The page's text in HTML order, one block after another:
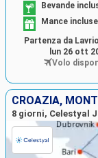
Bevande
Mance incluse
Partenza da
lun 26 ott
Volo
CROAZIA,
8 giorni, Celestyal